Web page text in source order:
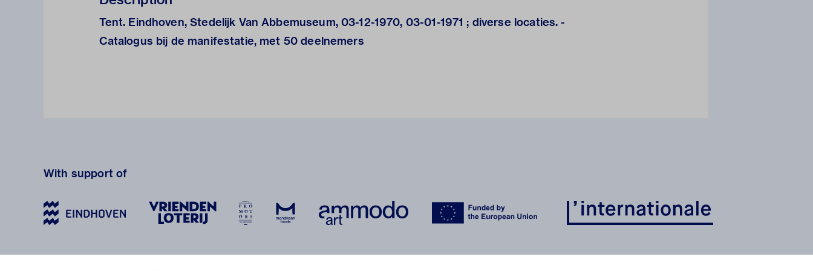
Tent. Eindhoven, Stedelijk Van Abbemuseum, 03-12-1970, 03-01-1971 ; diverse locaties. -
Catalogus bij de manifestatie, met 50 deelnemers
With support of